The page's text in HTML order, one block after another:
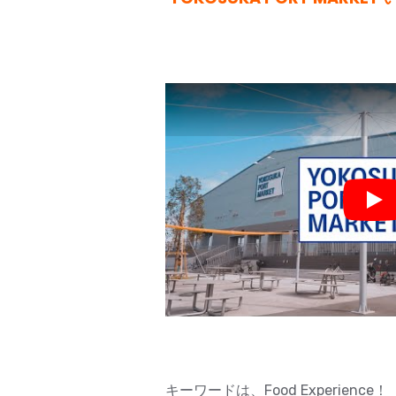
キーワードは、Food Experience！